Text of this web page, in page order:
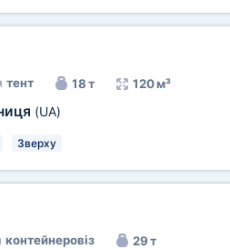
тент 18 т 120 м³
(UA)
Зверху
контейнеровіз 29 т